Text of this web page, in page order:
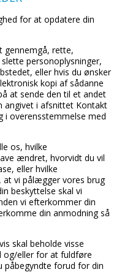
for at opdatere din
gennemgå, rette,
personoplysninger,
eller hvis du ønsker
kopi af sådanne
at sende den til et andet
angivet i afsnittet Kontakt
i overensstemmelse med
os, hvilke
ændret, hvorvidt du vil
eller hvilke
at vi pålægger vores brug
beskyttelse skal vi
vi efterkommer din
din anmodning så
skal beholde visse
og/eller for at fuldføre
påbegyndte forud for din